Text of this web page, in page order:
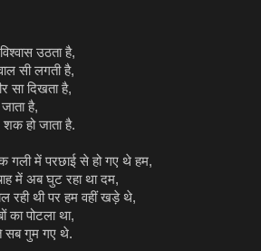
उठता है,
सी लगती है,
सा दिखता है,
है,
हो जाता है.
गली में परछाई से हो गए थे हम,
में अब घुट रहा था दम,
रही थी पर हम वहीं खड़े थे,
का पोटला था,
सब गुम गए थे.